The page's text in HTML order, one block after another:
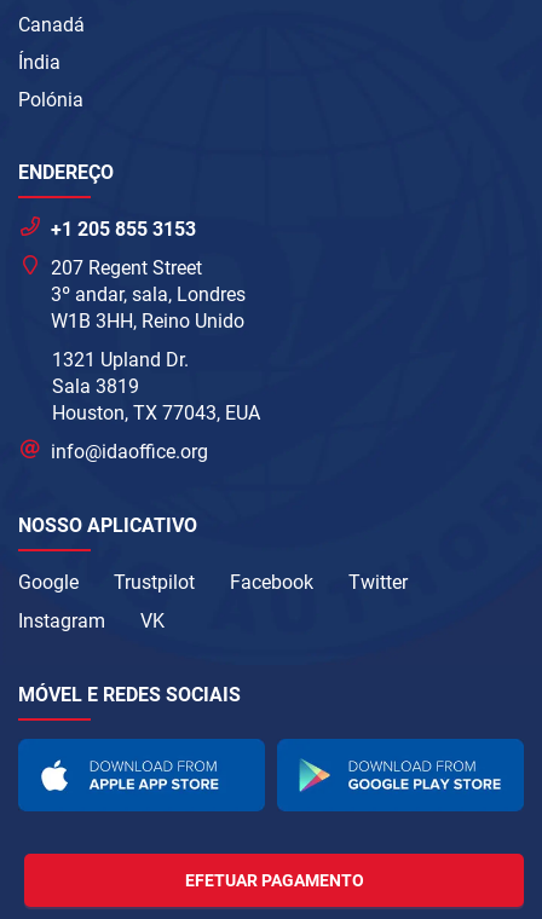
Canadá
Índia
Polónia
ENDEREÇO
+1 205 855 3153
207 Regent Street
3º andar, sala, Londres
W1B 3HH, Reino Unido
1321 Upland Dr.
Sala 3819
Houston, TX 77043, EUA
info@idaoffice.org
NOSSO APLICATIVO
Google Trustpilot Facebook
Twitter
Instagram
VK
MÓVEL E REDES SOCIAIS
EFETUAR PAGAMENTO